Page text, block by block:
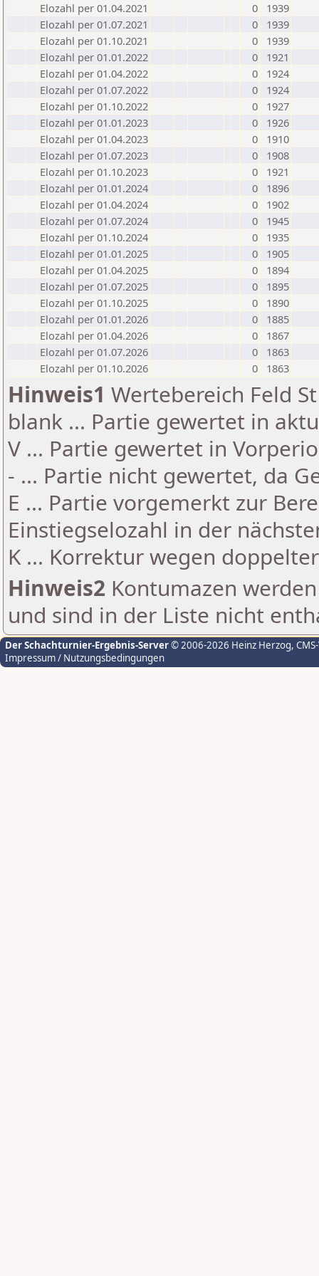
Elozahl per 01.04.2021 0
1939
Elozahl per 01.07.2021
0
1939
Elozahl per 01.10.2021
0
1939
Elozahl per 01.01.2022
0
1921
Elozahl per 01.04.2022
0
1924
Elozahl per 01.07.2022
0
1924
Elozahl per 01.10.2022
0
1927
Elozahl per 01.01.2023
0
1926
Elozahl per 01.04.2023
0
1910
Elozahl per 01.07.2023
0
1908
Elozahl per 01.10.2023
0
1921
Elozahl per 01.01.2024
0
1896
Elozahl per 01.04.2024
0
1902
Elozahl per 01.07.2024
0
1945
Elozahl per 01.10.2024
0
1935
Elozahl per 01.01.2025
0
1905
Elozahl per 01.04.2025
0
1894
Elozahl per 01.07.2025
0
1895
Elozahl per 01.10.2025
0
1890
Elozahl per 01.01.2026
0
1885
Elozahl per 01.04.2026
0
1867
Elozahl per 01.07.2026
0
1863
Elozahl per 01.10.2026
0 1863
Hinweis1 Wertebereich Feld
blank ... Partie gewertet in
V ... Partie gewertet in
- ... Partie nicht gewertet, da
E ... Partie vorgemerkt zur
Einstiegselozahl in der
K ... Korrektur wegen
Hinweis2 Kontumazen
und sind in der Liste nicht
Der Schachturnier-Ergebnis-Server© 2006-2026 Heinz Herzog,
Impressum / Nutzungsbedingungen